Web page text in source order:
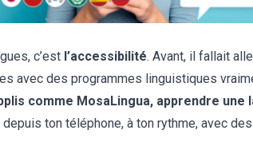
c’est l’accessibilité. Avant, il fallait
avec des programmes linguistiques
comme MosaLingua, apprendre une
depuis ton téléphone, à ton rythme, avec